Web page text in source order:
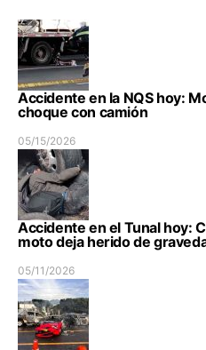
Accidente en la NQS hoy:
choque con camión
05/15/2026
Accidente en el Tunal hoy:
moto deja herido de
05/11/2026